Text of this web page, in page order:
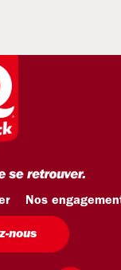
Nos
nous